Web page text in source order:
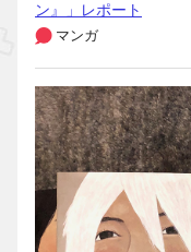
ン』」レポート
マンガ